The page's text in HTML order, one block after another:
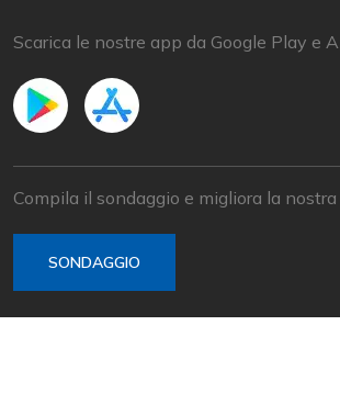
Scarica le nostre app da Google Play e
Compila il sondaggio e migliora la
SONDAGGIO